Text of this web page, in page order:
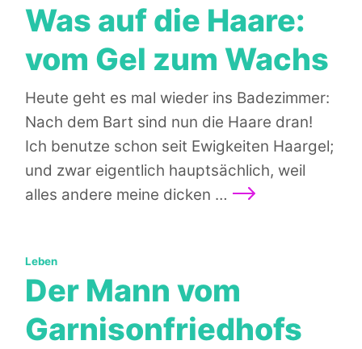
Was auf die Haare:
vom Gel zum Wachs
Heute geht es mal wieder ins Badezimmer:
Nach dem Bart sind nun die Haare dran!
Ich benutze schon seit Ewigkeiten Haargel;
und zwar eigentlich hauptsächlich, weil
alles andere meine dicken … Weiterlesen
Der Mann vom
Garnisonfriedhofs
Kategorien:
Leben